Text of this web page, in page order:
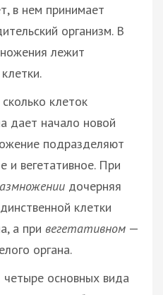
в нем принимает
организм. В
лежит
клеток
дает начало новой
подразделяют
и вегетативное. При
дочерняя
клетки
а при вегетативном —
органа.
основных вида